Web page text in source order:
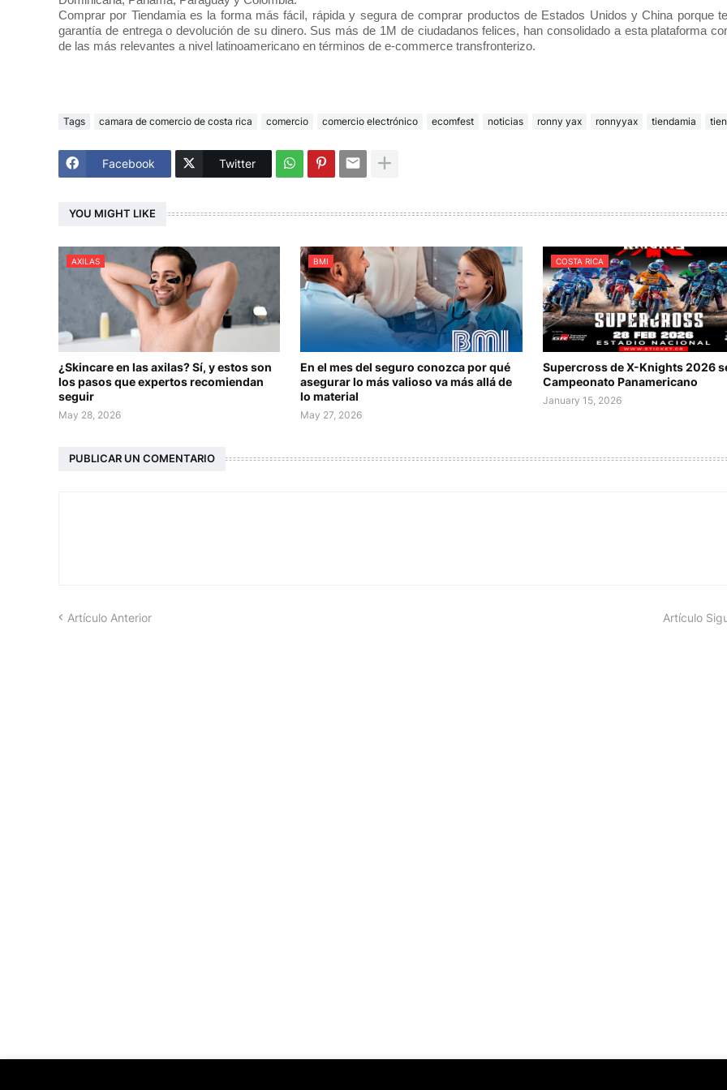
Comprar por Tiendamia es la forma más fácil, rápida y segura de comprar productos de Estados Unidos y China porque
garantía de entrega o devolución de su dinero. Sus más de 1M de ciudadanos felices, han consolidado a esta plataforma
de las más relevantes a nivel latinoamericano en términos de e-commerce transfronterizo.
Tags camara de comercio de costa rica comercio comercio electrónico ecomfest noticias ronny yax ronnyyax tiendamia
Facebook Twitter
YOU MIGHT LIKE
AXILAS
¿Skincare en las axilas? Sí, y estos son
los pasos que expertos recomiendan
seguir
May 28, 2026
BMI
En el mes del seguro conozca por qué
asegurar lo más valioso va más allá de
lo material
May 27, 2026
COSTA RICA
Supercross de X-Knights 2026
Campeonato Panamericano
January 15, 2026
PUBLICAR UN COMENTARIO
Artículo Anterior Artículo